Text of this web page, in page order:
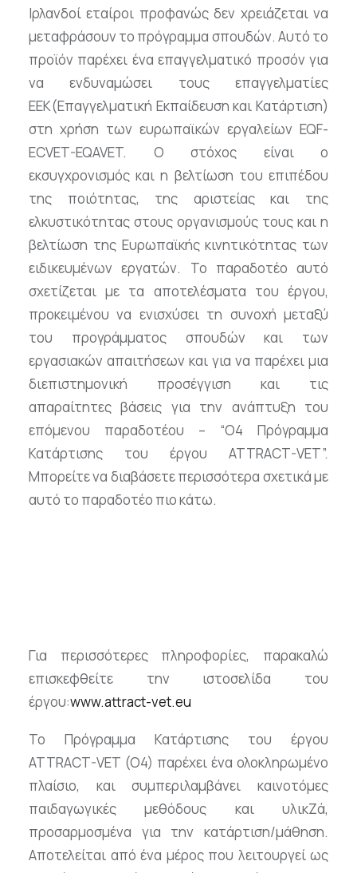
Ιρλανδοί εταίροι προφανώς δεν χρειάζεται να
μεταφράσουν το πρόγραμμα σπουδών. Αυτό το
προϊόν παρέχει ένα επαγγελματικό προσόν για
να ενδυναμώσει τους επαγγελματίες
ΕΕΚ(Επαγγελματική Εκπαίδευση και Κατάρτιση)
στη χρήση των ευρωπαϊκών εργαλείων EQF-
ECVET-EQAVET. Ο στόχος είναι ο
εκσυγχρονισμός και η βελτίωση του επιπέδου
της ποιότητας, της αριστείας και της
ελκυστικότητας στους οργανισμούς τους και η
βελτίωση της Ευρωπαϊκής κινητικότητας των
ειδικευμένων εργατών. Το παραδοτέο αυτό
σχετίζεται με τα αποτελέσματα του έργου,
προκειμένου να ενισχύσει τη συνοχή μεταξύ
του προγράμματος σπουδών και των
εργασιακών απαιτήσεων και για να παρέχει μια
διεπιστημονική προσέγγιση και τις
απαραίτητες βάσεις για την ανάπτυξη του
επόμενου παραδοτέου – “Ο4 Πρόγραμμα
Κατάρτισης του έργου ATTRACT-VET”.
Μπορείτε να διαβάσετε περισσότερα σχετικά με
αυτό το παραδοτέο πιο κάτω.
Για περισσότερες πληροφορίες, παρακαλώ
επισκεφθείτε την ιστοσελίδα του
έργου:www.attract-vet.eu
Το Πρόγραμμα Κατάρτισης του έργου
ATTRACT-VET (O4) παρέχει ένα ολοκληρωμένο
πλαίσιο, και συμπεριλαμβάνει καινοτόμες
παιδαγωγικές μεθόδους και υλικZά,
προσαρμοσμένα για την κατάρτιση/μάθηση.
Αποτελείται από ένα μέρος που λειτουργεί ως